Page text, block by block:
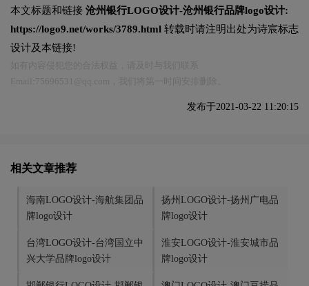
本文标题和链接 沧州银行LOGO设计-沧州银行品牌logo设计:
https://logo9.net/works/3789.html 转载时请注明出处为诗宸标志
设计及本链接!
发布于2021-03-22 11:20:15
相关文章推荐
海南LOGO设计-海航集团品
牌logo设计
扬州LOGO设计-扬州广电品
牌logo设计
台湾LOGO设计-台湾国立中
兴大学品牌logo设计
淮安LOGO设计-淮安城市品
牌logo设计